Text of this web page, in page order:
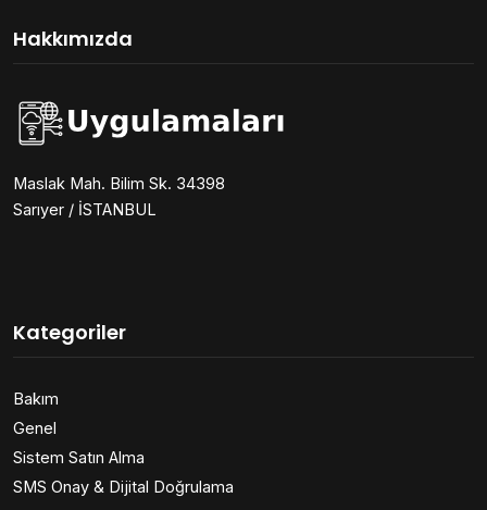
Hakkımızda
Maslak Mah. Bilim Sk. 34398
Sarıyer / İSTANBUL
Kategoriler
Bakım
Genel
Sistem Satın Alma
SMS Onay & Dijital Doğrulama